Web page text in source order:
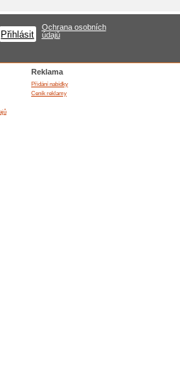
vložíte
a ušetříte v
zboží z